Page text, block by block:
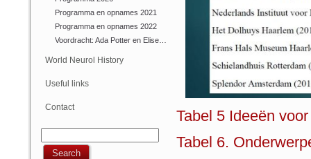
Programma en opnames 2021
Programma en opnames 2022
Voordracht: Ada Potter en Elise…
World Neurol History
Column
Useful links
Contact
Tabel 5 Ideeën
Tabel 6.